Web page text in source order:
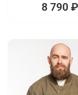
8 790 ₽